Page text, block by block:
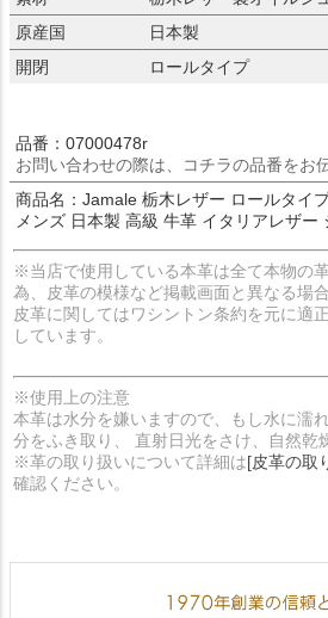
原産国
日本製
開閉
ロールタイプ
品番：07000478r
お問い合わせの際は、コチラの品番をお
商品名：Jamale 栃木レザー ロールタイ
メンズ 日本製 高級 牛革 イタリアレザー
※当店で使用している本革は全て本物の
為、皮革の模様など掲載画面と異なる場
皮革に関してはワシントン条約を元に適
しています。
※使用上の注意
本革は水分を嫌いますので、もし水に濡
分をふき取り、 直射日光をさけ、自然乾
※革の取り扱いについて詳細は[皮革の取
確認ください。